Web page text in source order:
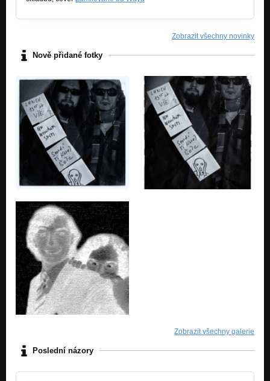
Zobrazit všechny novinky
Nově přidané fotky
Zobrazit všechny galerie
Poslední názory